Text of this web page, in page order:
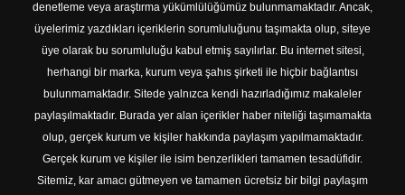
denetleme veya araştırma yükümlülüğümüz bulunmamaktadır. Ancak,
üyelerimiz yazdıkları içeriklerin sorumluluğunu taşımakta olup, siteye
üye olarak bu sorumluluğu kabul etmiş sayılırlar. Bu internet sitesi,
herhangi bir marka, kurum veya şahıs şirketi ile hiçbir bağlantısı
bulunmamaktadır. Sitede yalnızca kendi hazırladığımız makaleler
paylaşılmaktadır. Burada yer alan içerikler haber niteliği taşımamakta
olup, gerçek kurum ve kişiler hakkında paylaşım yapılmamaktadır.
Gerçek kurum ve kişiler ile isim benzerlikleri tamamen tesadüfidir.
Sitemiz, kar amacı gütmeyen ve tamamen ücretsiz bir bilgi paylaşım